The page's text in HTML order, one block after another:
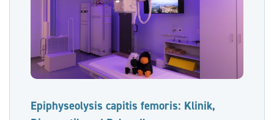
Epiphyseolysis capitis femoris: Klinik,